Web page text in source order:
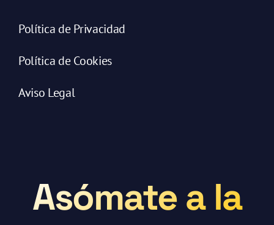
Política de Privacidad
Política de Cookies
Aviso Legal
Asómate a la